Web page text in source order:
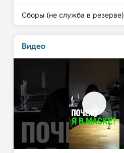
Сборы (не служба в резерве)
Видео